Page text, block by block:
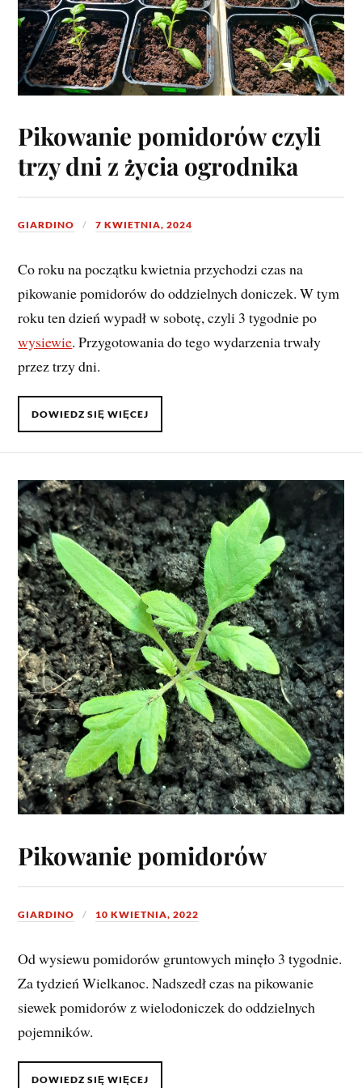
Pikowanie pomidorów czyli
trzy dni z życia ogrodnika
GIARDINO 7 KWIETNIA, 2024
Co roku na początku kwietnia przychodzi czas na
pikowanie pomidorów do oddzielnych doniczek. W tym
roku ten dzień wypadł w sobotę, czyli 3 tygodnie po
wysiewie. Przygotowania do tego wydarzenia trwały
przez trzy dni.
DOWIEDZ SIĘ WIĘCEJ
Pikowanie pomidorów
GIARDINO 10 KWIETNIA, 2022
Od wysiewu pomidorów gruntowych minęło 3 tygodnie.
Za tydzień Wielkanoc. Nadszedł czas na pikowanie
siewek pomidorów z wielodoniczek do oddzielnych
pojemników.
DOWIEDZ SIĘ WIĘCEJ